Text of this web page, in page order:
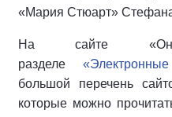
«Мария Стюарт»
На сайте
разделе
большой перечень
которые можно